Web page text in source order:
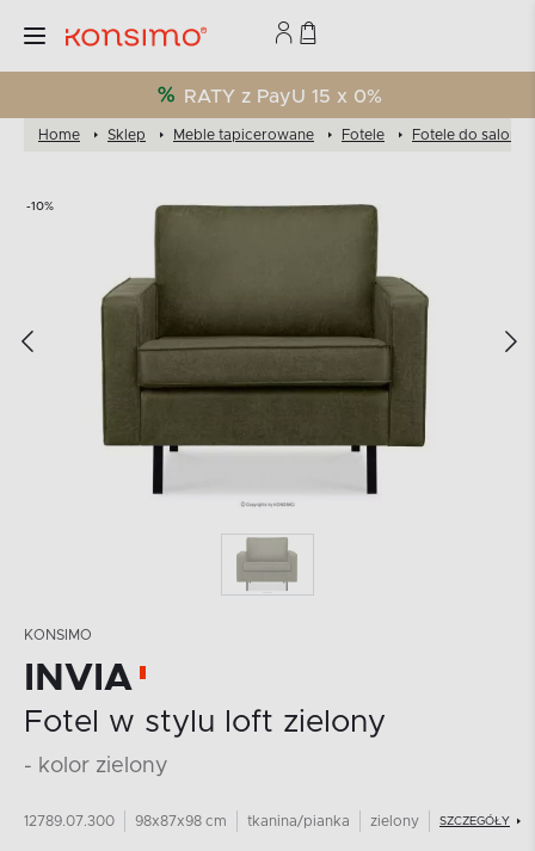
RATY z PayU 15 x 0%
Home Sklep Meble tapicerowane Fotele Fotele do salonu
-10%
KONSIMO
INVIA
Fotel w stylu loft zielony
- kolor zielony
12789.07.300 98x87x98 cm tkanina/pianka zielony SZCZEGÓŁY